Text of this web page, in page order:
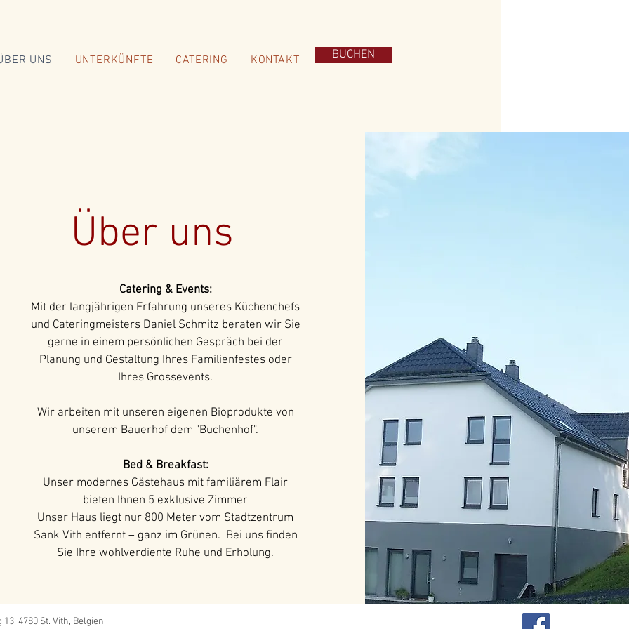
UNS UNTERKÜNFTE CATERING KONTAKT BUCHEN
Über uns
Catering & Events:
Mit der langjährigen Erfahrung unseres Küchenchefs
und Cateringmeisters Daniel Schmitz beraten wir Sie
gerne in einem persönlichen Gespräch bei der
Planung und Gestaltung Ihres Familienfestes oder
Ihres Grossevents.
Wir arbeiten mit unseren eigenen Bioprodukte von
unserem Bauerhof dem "Buchenhof".
Bed & Breakfast:
Unser modernes Gästehaus mit familiärem Flair
bieten Ihnen 5 exklusive Zimmer
Unser Haus liegt nur 800 Meter vom Stadtzentrum
Sank Vith entfernt – ganz im Grünen. Bei uns finden
Sie Ihre wohlverdiente Ruhe und Erholung.
4780 St. Vith, Belgien